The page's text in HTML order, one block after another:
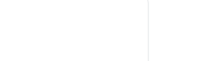
и
покрытию.